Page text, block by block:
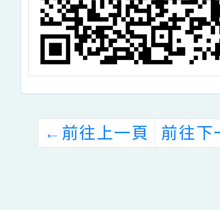
← 前往上一頁 前往下